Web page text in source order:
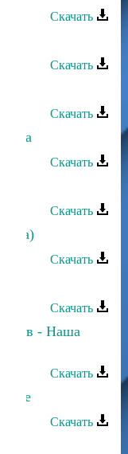
Скачать
Скачать
Скачать
Скачать
Скачать
Скачать
Скачать
- Наша
Скачать
оре
Скачать